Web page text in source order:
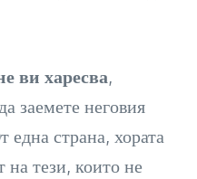
ви харесва,
заемете неговия
страна, хората
на тези, които не